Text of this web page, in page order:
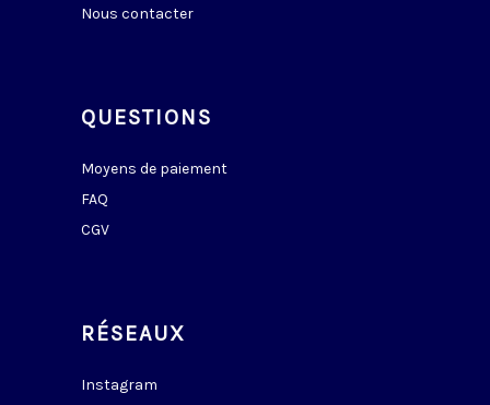
Nous contacter
QUESTIONS
Moyens de paiement
FAQ
CGV
RÉSEAUX
Instagram